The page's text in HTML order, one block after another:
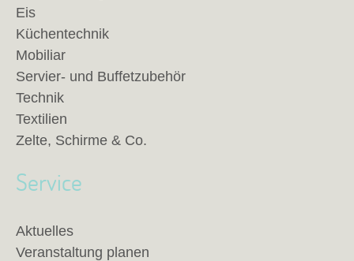
Eis
Küchentechnik
Mobiliar
Servier- und Buffetzubehör
Technik
Textilien
Zelte, Schirme & Co.
Service
Aktuelles
Veranstaltung planen